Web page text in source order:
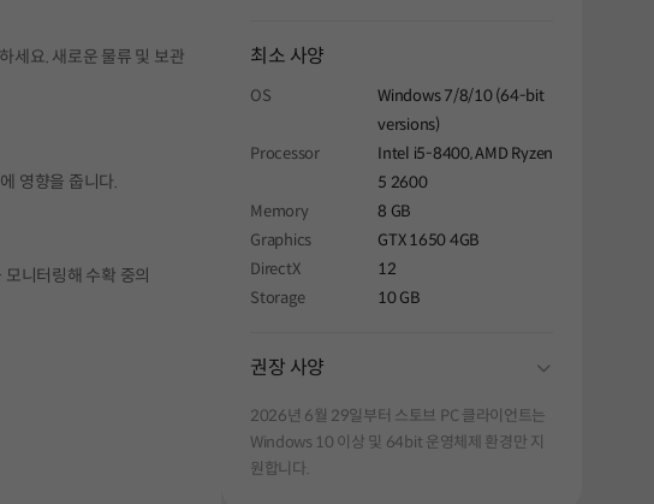
세요. 새로운 물류 및 보관
영향을 줍니다.
니터링해 수확 중의
최소 사양
OS
Windows 7/8/10 (64-bit
versions)
Processor
Intel i5-8400, AMD Ryzen
5 2600
Memory
8 GB
Graphics
GTX 1650 4GB
DirectX
12
Storage
10 GB
권장 사양 folding
2026년 6월 29일부터 스토브 PC 클라이언트는
Windows 10 이상 및 64bit 운영체제 환경만 지
원합니다.